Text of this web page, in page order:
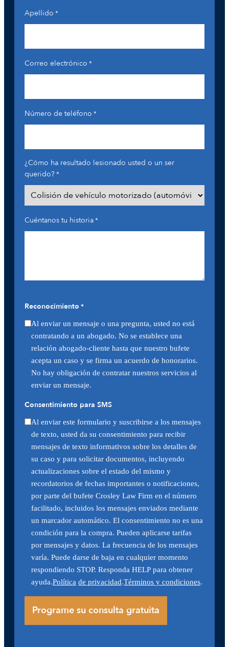
Apellido *
Correo electrónico *
Número de teléfono *
¿Cómo ha resultado lesionado usted o un ser
querido?*
Cuéntanos tu historia*
Reconocimiento *
Al enviar un mensaje o una pregunta, usted no está
contratando a un abogado. No se establece una
relación abogado-cliente hasta que nuestro bufete
acepta un caso y se firma un acuerdo de honorarios.
No hay obligación de contratar nuestros servicios al
enviar un mensaje.
Consentimiento para SMS
Al enviar este formulario y suscribirse a los mensajes
de texto, usted da su consentimiento para recibir
mensajes de texto informativos sobre los detalles de
su caso y para solicitar documentos, incluyendo
actualizaciones sobre el estado del mismo y
recordatorios de fechas importantes o notificaciones,
por parte del bufete Crosley Law Firm en el número
facilitado, incluidos los mensajes enviados mediante
un marcador automático. El consentimiento no es una
condición para la compra. Pueden aplicarse tarifas
por mensajes y datos. La frecuencia de los mensajes
varía. Puede darse de baja en cualquier momento
respondiendo STOP. Responda HELP para obtener
ayuda.Política de privacidad.Términos y condiciones.